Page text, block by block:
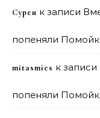
Сурен к записи
попеняли
mitasmies к записи
попеняли